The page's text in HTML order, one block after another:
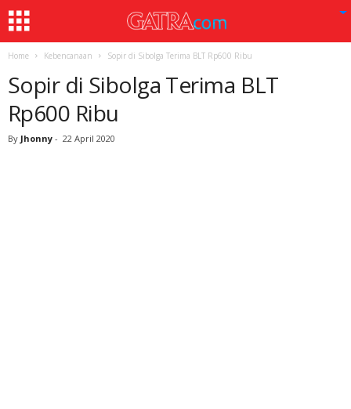
Home Kebencanaan Sopir di Sibolga Terima BLT Rp600 Ribu
Sopir di Sibolga Terima BLT
Rp600 Ribu
By Jhonny - 22 April 2020